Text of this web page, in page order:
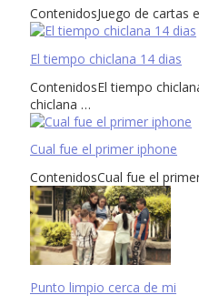
ContenidosJuego de cartas
El tiempo chiclana 14 dias
ContenidosEl tiempo
chiclana …
Cual fue el primer iphone
ContenidosCual fue el
Punto limpio cerca de mi